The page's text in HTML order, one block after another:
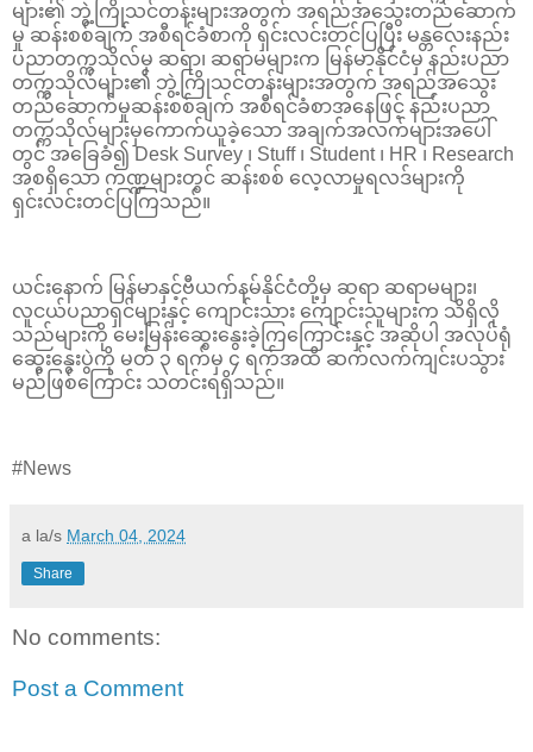
များ၏ ဘွဲ့ကြိုသင်တန်းများအတွက် အရည်အသွေးတည်ဆောက်
မှု ဆန်းစစ်ချက် အစီရင်ခံစာကို ရှင်းလင်းတင်ပြပြီး မန္တလေးနည်း
ပညာတက္ကသိုလ်မှ ဆရာ၊ ဆရာမများက မြန်မာနိုင်ငံမှ နည်းပညာ
တက္ကသိုလ်များ၏ ဘွဲ့ကြိုသင်တန်းများအတွက် အရည်အသွေး
တည်ဆောက်မှုဆန်းစစ်ချက် အစီရင်ခံစာအနေဖြင့် နည်းပညာ
တက္ကသိုလ်များမှကောက်ယူခဲ့သော အချက်အလက်များအပေါ်
တွင် အခြေခံ၍ Desk Survey ၊ Stuff ၊ Student ၊ HR ၊ Research
အစရှိသော ကဏ္ဍများတွင် ဆန်းစစ် လေ့လာမှုရလဒ်များကို
ရှင်းလင်းတင်ပြကြသည်။
ယင်းနောက် မြန်မာနှင့်ဗီယက်နမ်နိုင်ငံတို့မှ ဆရာ ဆရာမများ၊
လူငယ်ပညာရှင်များနှင့် ကျောင်းသား ကျောင်းသူများက သိရှိလို
သည်များကို မေးမြန်းဆွေးနွေးခဲ့ကြကြောင်းနှင့် အဆိုပါ အလုပ်ရုံ
ဆွေးနွေးပွဲကို မတ် ၃ ရက်မှ ၄ ရက်အထိ ဆက်လက်ကျင်းပသွား
မည်ဖြစ်ကြောင်း သတင်းရရှိသည်။
#News
a la/s March 04, 2024
Share
No comments:
Post a Comment